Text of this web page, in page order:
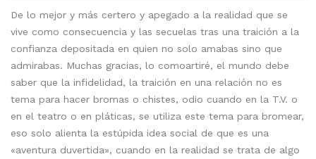
De lo mejor y más certero y apegado a la realidad que se
vive como consecuencia y las secuelas tras una traición a la
confianza depositada en quien no solo amabas sino que
admirabas. Muchas gracias, lo comoartiré, el mundo debe
saber que la infidelidad, la traición en una relación no es
tema para hacer bromas o chistes, odio cuando en la T.V. o
en el teatro o en pláticas, se utiliza este tema para bromear,
eso solo alienta la estúpida idea social de que es una
«aventura duvertida», cuando en la realidad se trata de algo